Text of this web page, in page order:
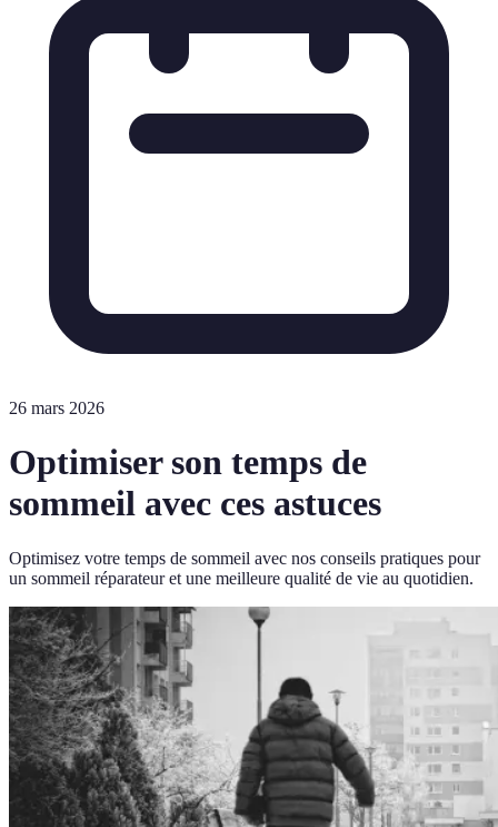
26 mars 2026
Optimiser son temps de
sommeil avec ces astuces
Optimisez votre temps de sommeil avec nos conseils pratiques pour
un sommeil réparateur et une meilleure qualité de vie au quotidien.